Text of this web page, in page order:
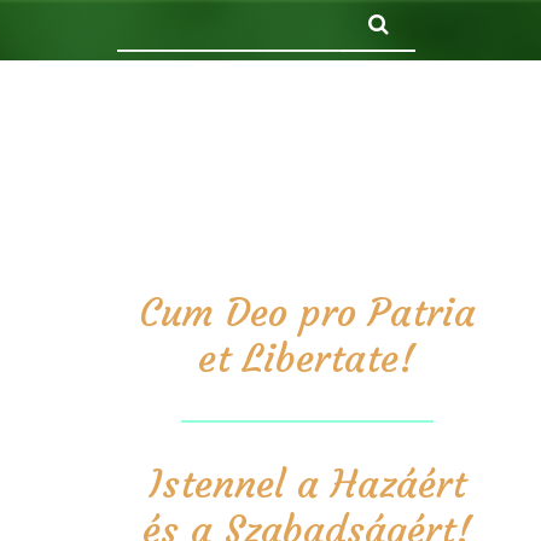
Cum Deo pro Patria
et Libertate!
Istennel a Hazáért
és a Szabadságért!